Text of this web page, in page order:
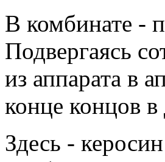
В комбинате -
Подвергаясь
из аппарата в
конце концов
Здесь -